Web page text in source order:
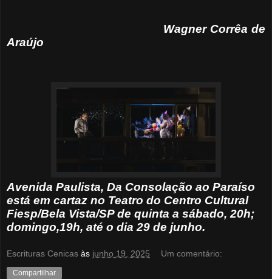
Wagner Corrêa de
Araújo
Avenida Paulista, Da Consolação ao Paraíso
está em cartaz no Teatro do Centro Cultural
Fiesp/Bela Vista/SP de quinta a sábado, 20h;
domingo,19h, até o dia 29 de junho.
Escrituras Cenicas às junho 19, 2025 Um comentário:
Compartilhar